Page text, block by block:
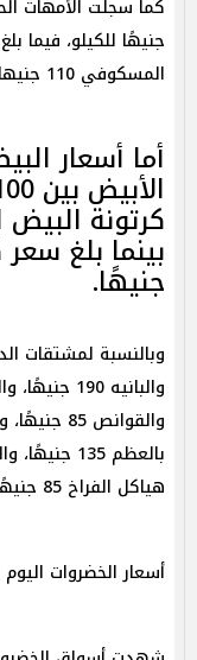
المسكوفي 110 جنيهات، وسجل جوز الحمام 230 جنيهًا.
أما أسعار
كرتونة البيض
جنيهًا.
هياكل الفراخ 85 جنيهًا للكيلو.
أسعار الخضروات اليوم الأحد 5